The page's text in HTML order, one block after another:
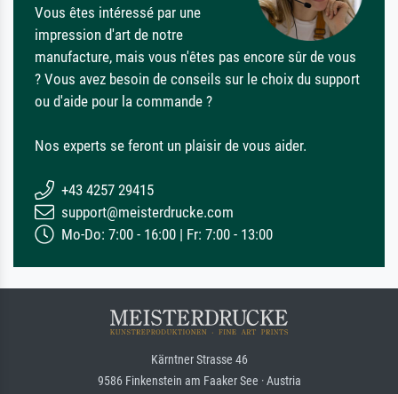
Vous êtes intéressé par une
impression d'art de notre
manufacture, mais vous n'êtes pas encore sûr de vous
? Vous avez besoin de conseils sur le choix du support
ou d'aide pour la commande ?
Nos experts se feront un plaisir de vous aider.
+43 4257 29415
support@meisterdrucke.com
Mo-Do: 7:00 - 16:00 | Fr: 7:00 - 13:00
Kärntner Strasse 46
9586 Finkenstein am Faaker See · Austria